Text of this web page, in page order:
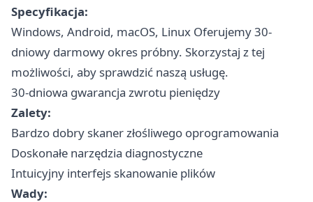
Specyfikacja:
Windows, Android, macOS, Linux Oferujemy 30-
dniowy darmowy okres próbny. Skorzystaj z tej
możliwości, aby sprawdzić naszą usługę.
30-dniowa gwarancja zwrotu pieniędzy
Zalety:
Bardzo dobry skaner złośliwego oprogramowania
Doskonałe narzędzia diagnostyczne
Intuicyjny interfejs skanowanie plików
Wady: